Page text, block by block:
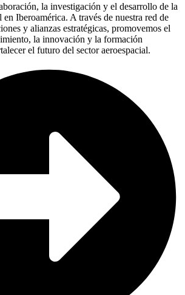
la investigación y el desarrollo de la
en Iberoamérica. A través de nuestra red de
y alianzas estratégicas, promovemos el
la innovación y la formación
el futuro del sector aeroespacial.